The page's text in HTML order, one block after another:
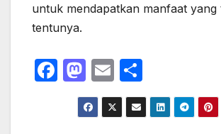
untuk mendapatkan manfaat yang
tentunya.
F
M
a
st
E
m
ail
h
ar